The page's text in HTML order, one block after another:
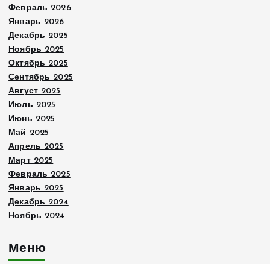
Февраль 2026
Январь 2026
Декабрь 2025
Ноябрь 2025
Октябрь 2025
Сентябрь 2025
Август 2025
Июль 2025
Июнь 2025
Май 2025
Апрель 2025
Март 2025
Февраль 2025
Январь 2025
Декабрь 2024
Ноябрь 2024
Меню